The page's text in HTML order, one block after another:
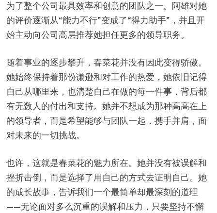
为了整个公司最具效率和创意的团队之一。阿雄对她
的评价逐渐从“能力不行”变成了“得力助手”，并且开
始主动向公司高层推荐她担任更多的领导职务。
随着事业的逐步攀升，春菜花并没有因此变得骄傲。
她始终保持着那份谦逊和对工作的热爱，她依旧记得
自己从哪里来，也清楚自己在做的每一件事，背后都
有无数人的付出和支持。她并不想成为那种高高在上
的领导者，而是希望能够与团队一起，携手并肩，面
对未来的一切挑战。
也许，这就是春菜花的魅力所在。她并没有被误解和
挫折击倒，而是选择了用自己的方式去证明自己。她
的成长故事，告诉我们一个最简单却最深刻的道理
——无论面对多么沉重的误解和压力，只要坚持不懈